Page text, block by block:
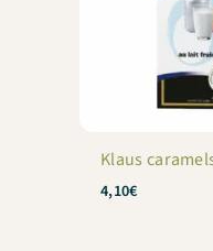
Klaus
4,10€